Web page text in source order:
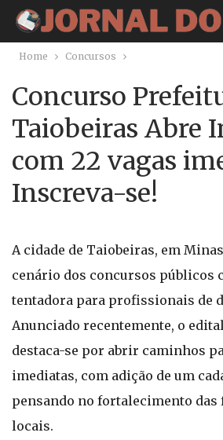
Home Concursos
Concurso
Taiobeiras Abre
com 22 vagas
Inscreva-se!
A cidade de Taiobeiras, em
cenário dos concursos públicos
tentadora para profissionais de
Anunciado recentemente, o
destaca-se por abrir caminhos
imediatas, com adição de um
pensando no fortalecimento das
locais.